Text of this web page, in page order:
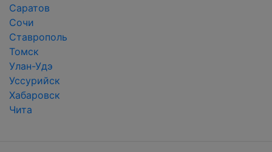
Саратов
Сочи
Ставрополь
Томск
Улан-Удэ
Уссурийск
Хабаровск
Чита